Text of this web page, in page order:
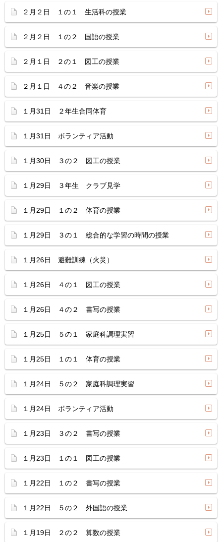
２月２日 １の１ 生活科の授業
２月２日 １の２ 国語の授業
２月１日 ２の１ 図工の授業
２月１日 ４の２ 音楽の授業
１月31日 ２年生合同体育
１月31日 ボランティア活動
１月30日 ３の２ 図工の授業
１月29日 ３年生 クラブ見学
１月29日 １の２ 体育の授業
１月29日 ３の１ 総合的な学習の時間の授業
１月26日 避難訓練（火災）
１月26日 ４の１ 図工の授業
１月26日 ４の２ 書写の授業
１月25日 ５の１ 家庭科調理実習
１月25日 １の１ 体育の授業
１月24日 ５の２ 家庭科調理実習
１月24日 ボランティア活動
１月23日 ３の２ 書写の授業
１月23日 １の１ 図工の授業
１月22日 １の２ 書写の授業
１月22日 ５の２ 外国語の授業
１月19日 ２の２ 算数の授業